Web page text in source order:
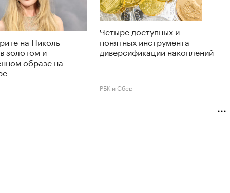
на Николь
золотом и
образе на
Четыре доступных и
понятных инструмента
диверсификации накоплений
РБК и Сбер